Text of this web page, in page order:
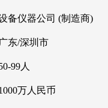
备仪器公司 (制造商)
东/深圳市
99人
万人民币